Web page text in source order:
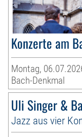
Konzerte am
Montag,
Bach-Denkmal
Uli Singer &
Jazz aus vier